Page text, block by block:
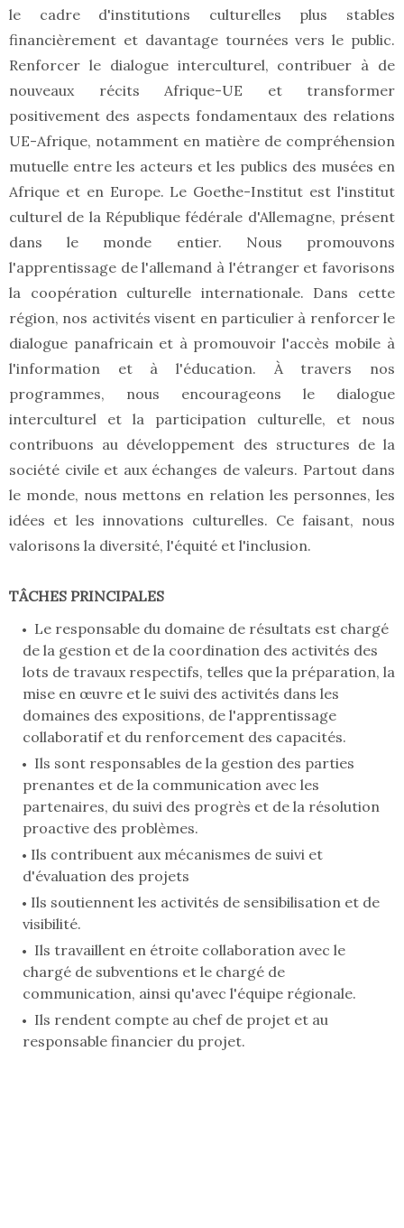
le cadre d'institutions culturelles plus stables
financièrement et davantage tournées vers le public.
Renforcer le dialogue interculturel, contribuer à de
nouveaux récits Afrique-UE et transformer
positivement des aspects fondamentaux des relations
UE-Afrique, notamment en matière de compréhension
mutuelle entre les acteurs et les publics des musées en
Afrique et en Europe. Le Goethe-Institut est l'institut
culturel de la République fédérale d'Allemagne, présent
dans le monde entier. Nous promouvons
l'apprentissage de l'allemand à l'étranger et favorisons
la coopération culturelle internationale. Dans cette
région, nos activités visent en particulier à renforcer le
dialogue panafricain et à promouvoir l'accès mobile à
l'information et à l'éducation. À travers nos
programmes, nous encourageons le dialogue
interculturel et la participation culturelle, et nous
contribuons au développement des structures de la
société civile et aux échanges de valeurs. Partout dans
le monde, nous mettons en relation les personnes, les
idées et les innovations culturelles. Ce faisant, nous
valorisons la diversité, l'équité et l'inclusion.
TÂCHES PRINCIPALES
Le responsable du domaine de résultats est chargé
de la gestion et de la coordination des activités des
lots de travaux respectifs, telles que la préparation, la
mise en œuvre et le suivi des activités dans les
domaines des expositions, de l'apprentissage
collaboratif et du renforcement des capacités.
Ils sont responsables de la gestion des parties
prenantes et de la communication avec les
partenaires, du suivi des progrès et de la résolution
proactive des problèmes.
Ils contribuent aux mécanismes de suivi et
d'évaluation des projets
Ils soutiennent les activités de sensibilisation et de
visibilité.
Ils travaillent en étroite collaboration avec le
chargé de subventions et le chargé de
communication, ainsi qu'avec l'équipe régionale.
Ils rendent compte au chef de projet et au
responsable financier du projet.